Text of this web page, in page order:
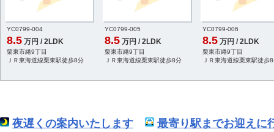
YC0799-004
8.5 万円 / 2LDK
栗東市綣9丁目
ＪＲ東海道線栗東駅徒歩8分
YC0799-005
8.5 万円 / 2LDK
栗東市綣9丁目
ＪＲ東海道線栗東駅徒歩8分
YC0799-006
8.5 万円 / 2LDK
栗東市綣9丁目
ＪＲ東海道線栗東駅徒歩
夜遅くの案内いたします 最寄り駅までお迎えに